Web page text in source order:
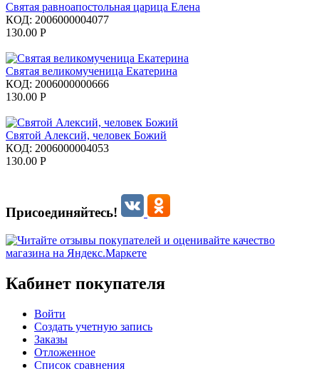
Святая равноапостольная царица Елена
КОД: 2006000004077
130.00 Р
Святая великомученица Екатерина
КОД: 2006000000666
130.00 Р
Святой Алексий, человек Божий
КОД: 2006000004053
130.00 Р
Присоединяйтесь!
Кабинет покупателя
Войти
Создать учетную запись
Заказы
Отложенное
Список сравнения